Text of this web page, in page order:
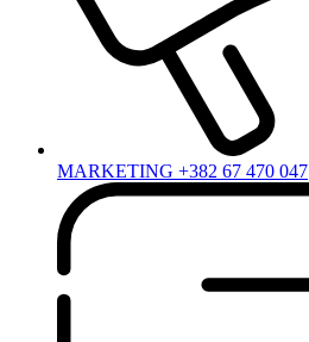
MARKETING +382 67 470 047